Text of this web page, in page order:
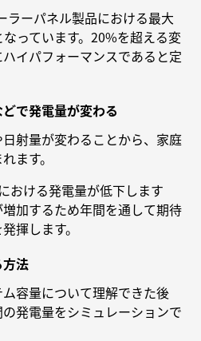
ラーパネル製品における最大
っています。20%を超える変
イパフォーマンスであると定
で発電量が変わる
射量が変わることから、家庭
ます。
おける発電量が低下します
加するため年間を通して期待
揮します。
法
容量について理解できた後
発電量をシミュレーションで